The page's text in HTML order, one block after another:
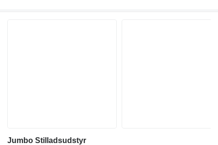
Jumbo Stilladsudstyr